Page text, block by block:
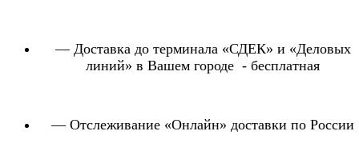
— Доставка до терминала «СДЕК» и «Деловых
линий» в Вашем городе - бесплатная
— Отслеживание «Онлайн» доставки по России